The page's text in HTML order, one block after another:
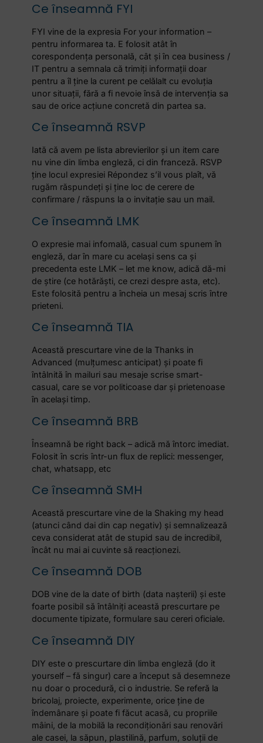
Ce înseamnă FYI
FYI vine de la expresia For your information –
pentru informarea ta. E folosit atât în
corespondența personală, cât și în cea business /
IT pentru a semnala că trimiți informații doar
pentru a îl ține la curent pe celălalt cu evoluția
unor situații, fără a fi nevoie însă de intervenția sa
sau de orice acțiune concretă din partea sa.
Ce înseamnă RSVP
Iată că avem pe lista abrevierilor și un item care
nu vine din limba engleză, ci din franceză. RSVP
ține locul expresiei Répondez s’il vous plaît, vă
rugăm răspundeți și ține loc de cerere de
confirmare / răspuns la o invitație sau un mail.
Ce înseamnă LMK
O expresie mai infomală, casual cum spunem în
engleză, dar în mare cu același sens ca și
precedenta este LMK – let me know, adică dă-mi
de știre (ce hotărăști, ce crezi despre asta, etc).
Este folosită pentru a încheia un mesaj scris între
prieteni.
Ce înseamnă TIA
Această prescurtare vine de la Thanks in
Advanced (mulțumesc anticipat) și poate fi
întâlnită în mailuri sau mesaje scrise smart-
casual, care se vor politicoase dar și prietenoase
în același timp.
Ce înseamnă BRB
Înseamnă be right back – adică mă întorc imediat.
Folosit în scris într-un flux de replici: messenger,
chat, whatsapp, etc
Ce înseamnă SMH
Această prescurtare vine de la Shaking my head
(atunci când dai din cap negativ) și semnalizează
ceva considerat atât de stupid sau de incredibil,
încât nu mai ai cuvinte să reacționezi.
Ce înseamnă DOB
DOB vine de la date of birth (data nașterii) și este
foarte posibil să întâlniți această prescurtare pe
documente tipizate, formulare sau cereri oficiale.
Ce înseamnă DIY
DIY este o prescurtare din limba engleză (do it
yourself – fă singur) care a început să desemneze
nu doar o procedură, ci o industrie. Se referă la
bricolaj, proiecte, experimente, orice ține de
îndemânare și poate fi făcut acasă, cu propriile
mâini, de la mobilă la recondiționări sau renovări
ale casei, la săpun, plastilină, parfum, soluții de